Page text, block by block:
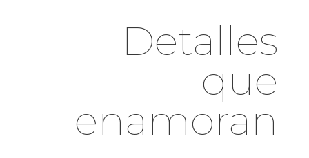
Detalles
que
enamoran